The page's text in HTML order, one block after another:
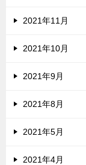
2021年11月
2021年10月
2021年9月
2021年8月
2021年5月
2021年4月